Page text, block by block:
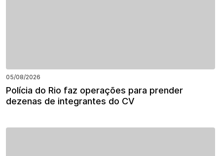
05/08/2026
Polícia do Rio faz operações para prender
dezenas de integrantes do CV